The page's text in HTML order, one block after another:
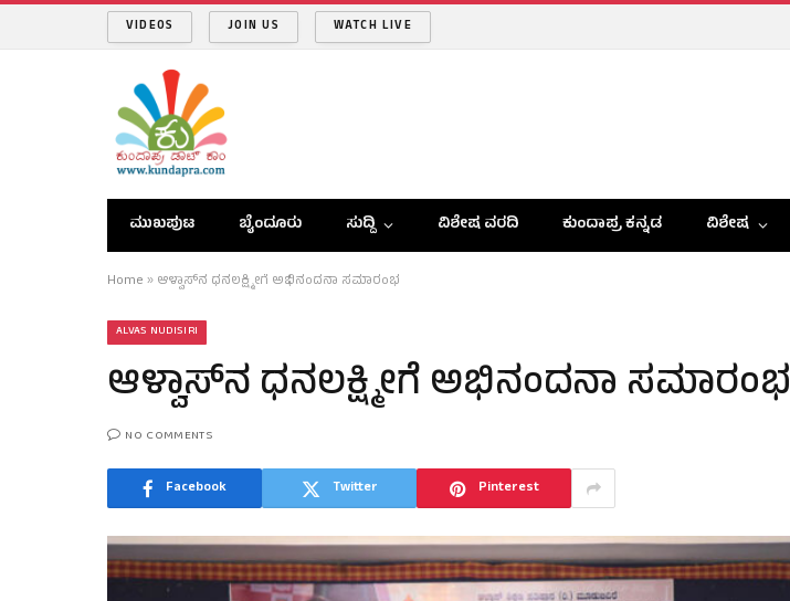
VIDEOS JOIN US WATCH LIVE
ಮುಖಪುಟ ಬೈಂದೂರು ಸುದ್ದಿ ವಿಶೇಷ ವರದಿ ಕುಂದಾಪ್ರ ಕನ್ನಡ ವಿಶೇಷ
Home » ಆಳ್ವಾಸ್‌ನ ಧನಲಕ್ಷ್ಮೀಗೆ ಅಭಿನಂದನಾ ಸಮಾರಂಭ
ALVAS NUDISIRI
ಆಳ್ವಾಸ್‌ನ ಧನಲಕ್ಷ್ಮೀಗೆ ಅಭಿನಂದನಾ ಸಮಾರಂಭ
NO COMMENTS
Facebook Twitter Pinterest